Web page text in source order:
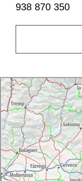
938 870 350